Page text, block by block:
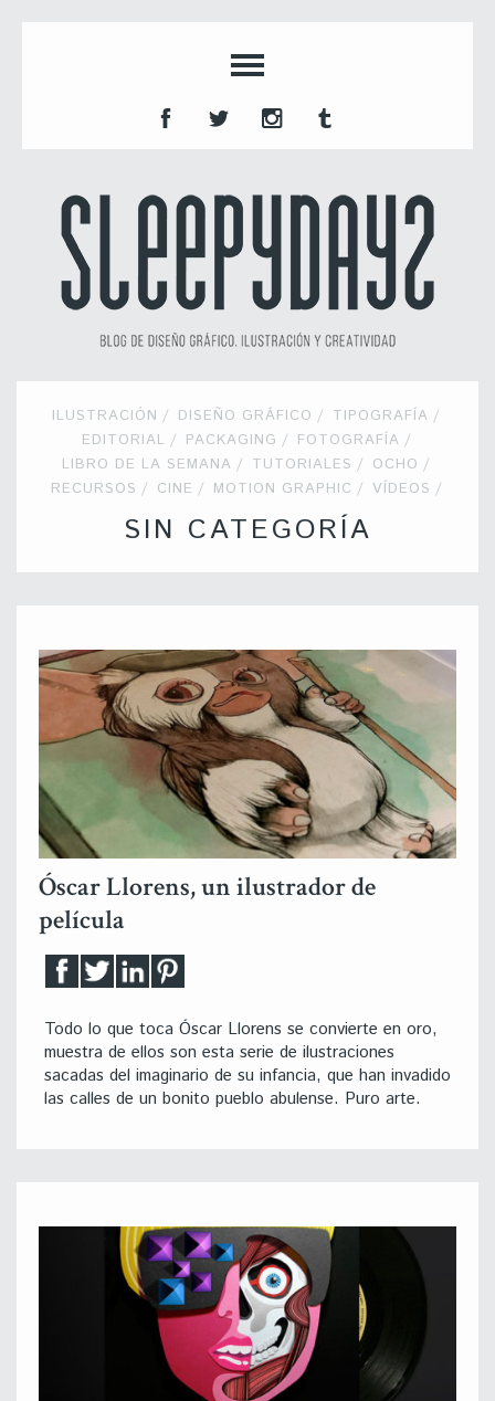
ILUSTRACIÓN DISEÑO GRÁFICO
TIPOGRAFÍA
EDITORIAL
PACKAGING
FOTOGRAFÍA
LIBRO DE LA SEMANA
TUTORIALES
OCHO
RECURSOS
CINE MOTION GRAPHIC VÍDEOS
SIN CATEGORÍA
Óscar Llorens, un ilustrador de
película
Todo lo que toca Óscar Llorens se convierte en oro,
muestra de ellos son esta serie de ilustraciones
sacadas del imaginario de su infancia, que han invadido
las calles de un bonito pueblo abulense. Puro arte.